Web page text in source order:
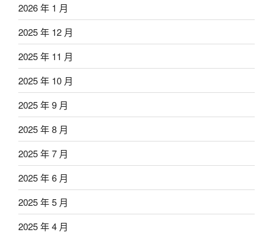
2026 年 1 月
2025 年 12 月
2025 年 11 月
2025 年 10 月
2025 年 9 月
2025 年 8 月
2025 年 7 月
2025 年 6 月
2025 年 5 月
2025 年 4 月